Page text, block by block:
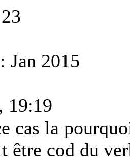
Jan 2015
19:19
cas la
être cod du